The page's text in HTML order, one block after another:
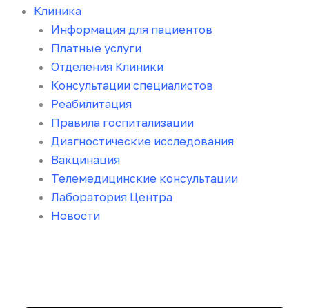
Клиника
Информация для пациентов
Платные услуги
Отделения Клиники
Консультации специалистов
Реабилитация
Правила госпитализации
Диагностические исследования
Вакцинация
Телемедицинские консультации
Лаборатория Центра
Новости